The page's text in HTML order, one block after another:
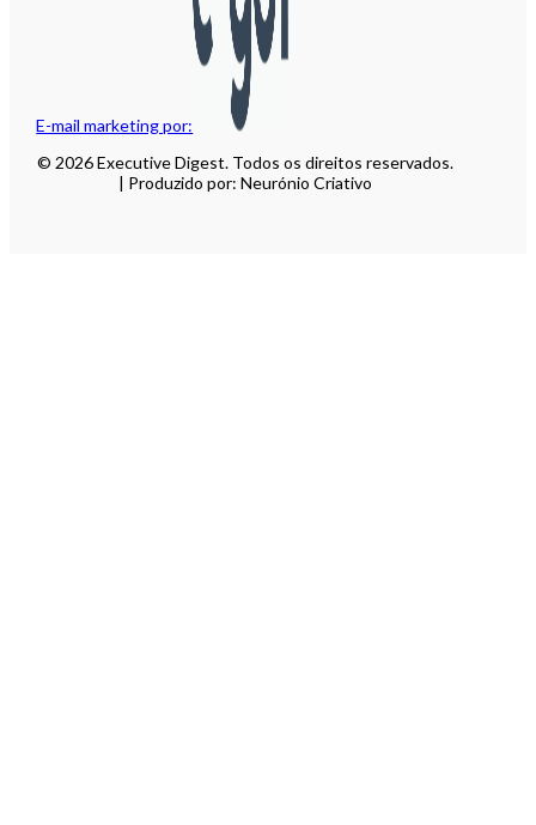
E-mail marketing por:
© 2026 Executive Digest. Todos os direitos reservados.
| Produzido por: Neurónio Criativo